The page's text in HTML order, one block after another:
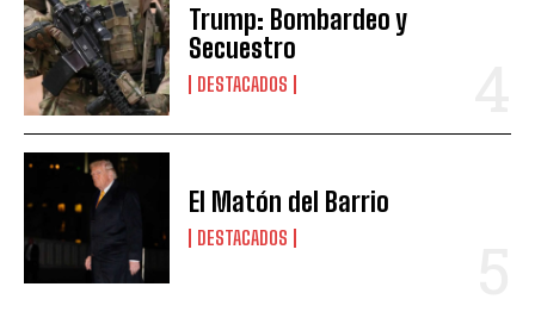
Trump: Bombardeo y
Secuestro
DESTACADOS
El Matón del Barrio
DESTACADOS